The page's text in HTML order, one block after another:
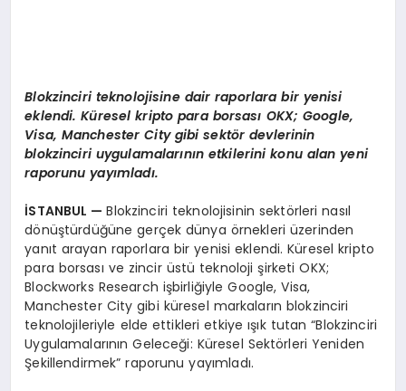
Blokzinciri teknolojisine dair raporlara bir yenisi
eklendi. Küresel kripto para borsası OKX; Google,
Visa, Manchester City gibi sektör devlerinin
blokzinciri uygulamalarının etkilerini konu alan yeni
raporunu yayımladı.
İSTANBUL —Blokzinciri teknolojisinin sektörleri nasıl
dönüştürdüğüne gerçek dünya örnekleri üzerinden
yanıt arayan raporlara bir yenisi eklendi. Küresel kripto
para borsası ve zincir üstü teknoloji şirketi OKX;
Blockworks Research işbirliğiyle Google, Visa,
Manchester City gibi küresel markaların blokzinciri
teknolojileriyle elde ettikleri etkiye ışık tutan “Blokzinciri
Uygulamalarının Geleceği: Küresel Sektörleri Yeniden
Şekillendirmek” raporunu yayımladı.